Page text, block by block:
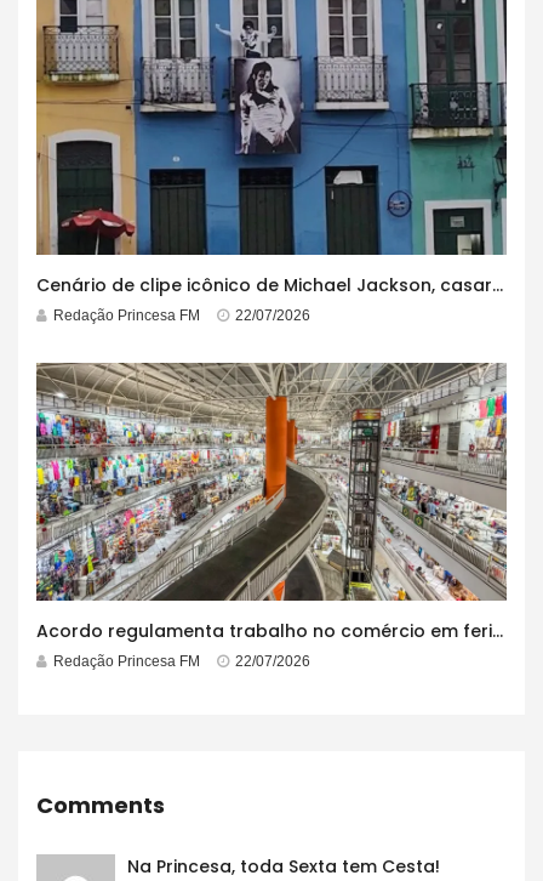
Cenário de clipe icônico de Michael Jackson, casarão azul no centro do Pelourinho enfrenta ordem de desocupação
Redação Princesa FM 22/07/2026
Acordo regulamenta trabalho no comércio em feriados
Redação Princesa FM 22/07/2026
Comments
Na Princesa, toda Sexta tem Cesta!